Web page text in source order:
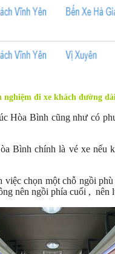
nghiệm đi xe khách đường dài
Hòa Bình cũng như có
Bình chính là vé xe nếu
chọn một chỗ ngồi
nên ngồi phía cuối , nên